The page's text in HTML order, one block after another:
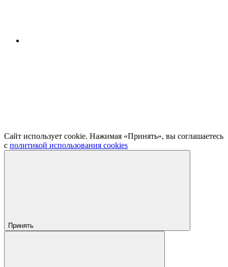
Сайт использует cookie. Нажимая «Принять», вы соглашаетесь
с политикой использования cookies
Принять